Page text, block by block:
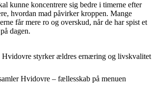
kunne koncentrere sig bedre i timerne efter
hvordan mad påvirker kroppen. Mange
får mere ro og overskud, når de har spist et
dagen.
Hvidovre styrker ældres ernæring og livskvalitet
Hvidovre – fællesskab på menuen